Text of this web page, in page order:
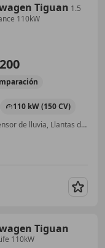
Tiguan 1.5
110kW
110 kW (150 CV)
Elevalunas eléctrico, Volante multifunción, Sensor de lluvia, Llantas de aleación, ESP, Faros antiniebla
Tiguan
110kW